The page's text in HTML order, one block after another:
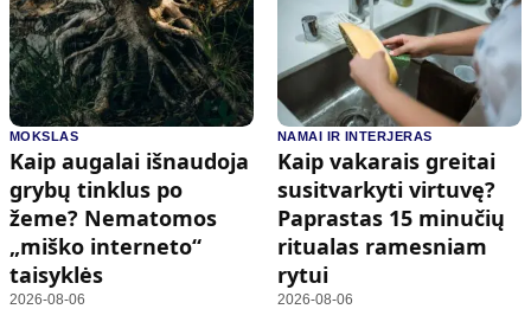
MOKSLAS
Kaip augalai išnaudoja
grybų tinklus po
žeme? Nematomos
„miško interneto“
taisyklės
2026-08-06
NAMAI IR INTERJERAS
Kaip vakarais greitai
susitvarkyti virtuvę?
Paprastas 15 minučių
ritualas ramesniam
rytui
2026-08-06